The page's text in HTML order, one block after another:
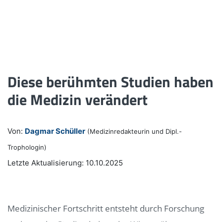
Diese berühmten Studien haben
die Medizin verändert
Von: Dagmar Schüller (Medizinredakteurin und Dipl.-
Trophologin)
Letzte Aktualisierung: 10.10.2025
Medizinischer Fortschritt entsteht durch Forschung